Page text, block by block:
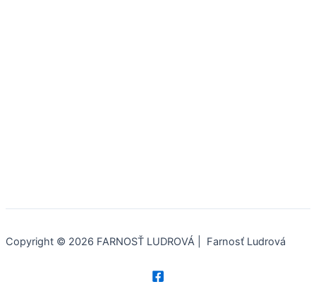
Copyright © 2026 FARNOSŤ LUDROVÁ | Farnosť Ludrová